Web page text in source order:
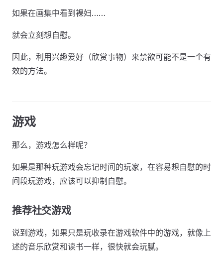
如果在画集中看到裸妇……
就会立刻想自慰。
因此，利用兴趣爱好（欣赏事物）来禁欲可能不是一个有
效的方法。
游戏
那么，游戏怎么样呢？
如果是那种玩游戏会忘记时间的玩家，在容易想自慰的时
间段玩游戏，应该可以抑制自慰。
推荐社交游戏
说到游戏，如果只是玩收录在游戏软件中的游戏，就像上
述的音乐欣赏和读书一样，很快就会玩腻。